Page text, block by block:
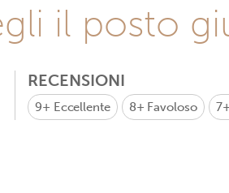
il posto
RECENSIONI
9+ Eccellente 8+ Favoloso 7+